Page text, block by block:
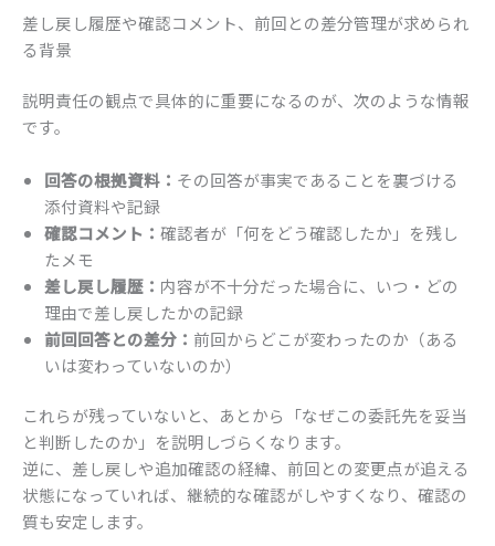
差し戻し履歴や確認コメント、前回との差分管理が求められ
る背景
説明責任の観点で具体的に重要になるのが、次のような情報
です。
回答の根拠資料： その回答が事実であることを裏づける
添付資料や記録
確認コメント： 確認者が「何をどう確認したか」を残し
たメモ
差し戻し履歴： 内容が不十分だった場合に、いつ・どの
理由で差し戻したかの記録
前回回答との差分： 前回からどこが変わったのか（ある
いは変わっていないのか）
これらが残っていないと、あとから「なぜこの委託先を妥当
と判断したのか」を説明しづらくなります。
逆に、差し戻しや追加確認の経緯、前回との変更点が追える
状態になっていれば、継続的な確認がしやすくなり、確認の
質も安定します。